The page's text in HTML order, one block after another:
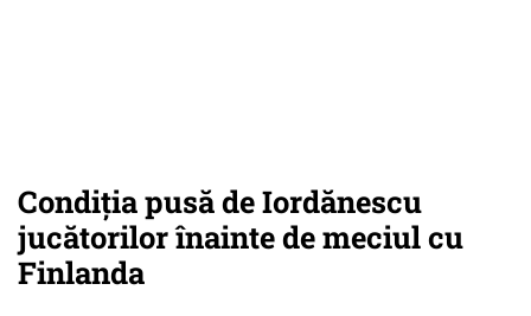
Condiţia pusă de Iordănescu
jucătorilor înainte de meciul cu
Finlanda